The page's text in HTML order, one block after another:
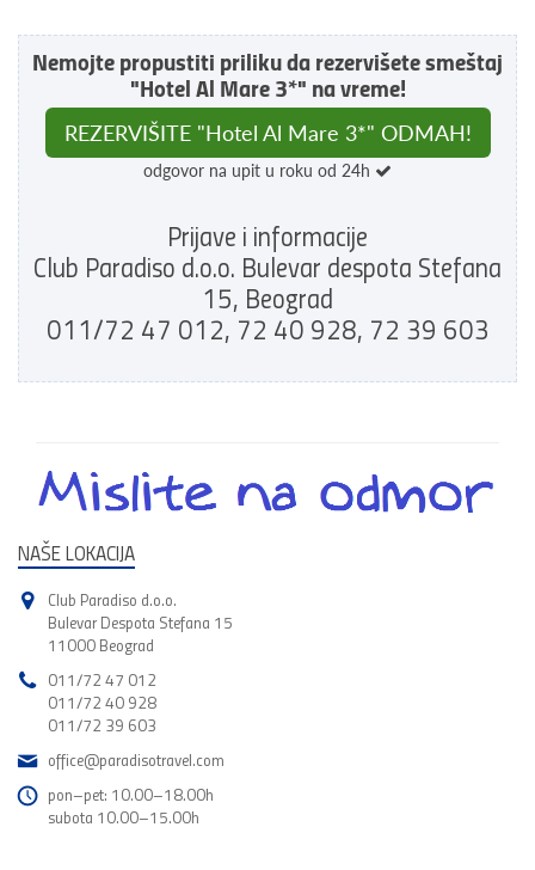
Nemojte propustiti priliku da rezervišete smeštaj
"Hotel Al Mare 3*" na vreme!
REZERVIŠITE "Hotel Al Mare 3*" ODMAH!
odgovor na upit u roku od 24h
Prijave i informacije
Club Paradiso d.o.o. Bulevar despota Stefana
15, Beograd
011/72 47 012, 72 40 928, 72 39 603
NAŠE LOKACIJA
Club Paradiso d.o.o.
Bulevar Despota Stefana 15
11000 Beograd
011/72 47 012
011/72 40 928
011/72 39 603
office@paradisotravel.com
pon–pet: 10.00–18.00h
subota 10.00–15.00h